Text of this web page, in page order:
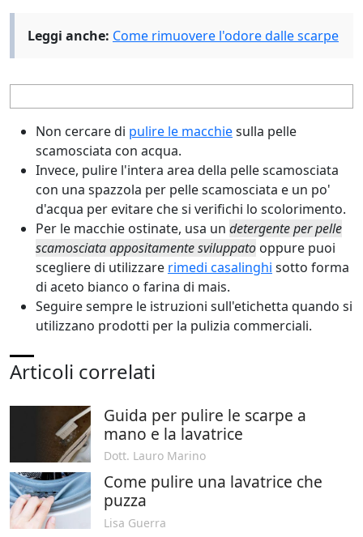
Leggi anche: Come rimuovere l'odore dalle scarpe
Non cercare di pulire le macchiesulla pelle
scamosciata con acqua.
Invece, pulire l'intera area della pelle scamosciata
con una spazzola per pelle scamosciata e un po'
d'acqua per evitare che si verifichi lo scolorimento.
Per le macchie ostinate, usa un detergente per pelle
scamosciata appositamente sviluppato oppure puoi
scegliere di utilizzare rimedi casalinghi sotto forma
di aceto bianco o farina di mais.
Seguire sempre le istruzioni sull'etichetta quando si
utilizzano prodotti per la pulizia commerciali.
Articoli correlati
Guida per pulire le scarpe a
mano e la lavatrice
Dott. Lauro Marino
Come pulire una lavatrice che
puzza
Lisa Guerra